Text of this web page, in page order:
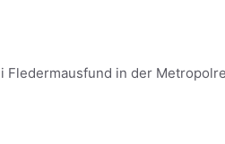
Fledermausfund in der